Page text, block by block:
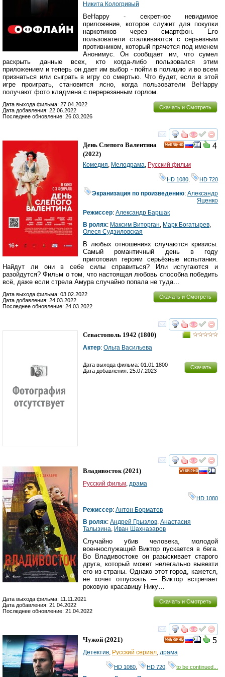
Никита Кологривый
BeHappy - секретное невидимое
приложение, которое служит для покупки
наркотиков через смартфон. Его
пользователи сталкиваются с серьезным
противником, который прячется под именем
Анонимус. Он сообщает им, что сумел
раскрыть данные всех, кто когда-либо пользовался этим
приложением и теперь он дает им выбор - пойти в полицию и во всем
признаться или сыграть в игру со смертью. Что будет, если в этой
игре проиграть, становится ясно, когда пользователи BeHappy
получают фото кладмена с перерезанным горлом.
Скачать и Смотреть
Дата выхода фильма: 27.04.2022
Дата добавления: 22.06.2022
Последнее обновление: 26.03.2026
смотреть
4
День Слепого Валентина
(2022)
Комедия, Мелодрама, Русский фильм
HD 1080 HD 720
Экранизация по произведению:Александр
Яценко
Режиссер: Александр Баршак
В ролях: Максим Виторган, Марк Богатырев,
Олеся Судзиловская
В любых отношениях случаются кризисы.
Самый романтичный день в году
приготовил героям серьёзные испытания.
Найдут ли они в себе силы справиться? Или испугаются и
разойдутся? Фильм о том, что настоящая любовь способна победить
всё, даже если стрела Амура случайно попала не туда…
Скачать и Смотреть
Дата выхода фильма: 03.02.2022
Дата добавления: 24.03.2022
Последнее обновление: 24.03.2022
смотреть
Севастополь 1942 (1800)
Актер: Ольга Васильева
Скачать
Дата выхода фильма: 01.01.1800
Дата добавления: 25.07.2023
смотреть
Владивосток(2021)
Русский фильм, драма
HD 1080
Режиссер: Антон Борматов
В ролях: Андрей Грызлов, Анастасия
Талызина, Иван Шахназаров
Случайно убив человека, молодой
военнослужащий Виктор пускается в бега.
Во Владивостоке он разыскивает старого
друга, который может нелегально вывезти
его из страны. Однако этот город, кажется,
не хочет отпускать — Виктор встречает
роковую красавицу Нику…
Скачать и Смотреть
Дата выхода фильма: 11.11.2021
Дата добавления: 21.04.2022
Последнее обновление: 21.04.2022
смотреть
5
Чужой (2021)
Детектив, Русский сериал, драма
HD 1080 HD 720 to be continued...